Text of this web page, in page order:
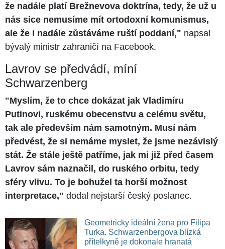
že nadále platí Brežnevova doktrína, tedy, že už u
nás sice nemusíme mít ortodoxní komunismus,
ale že i nadále zůstáváme ruští poddaní," napsal
bývalý ministr zahraničí na Facebook.
Lavrov se předvádí, míní
Schwarzenberg
"Myslím, že to chce dokázat jak Vladimíru
Putinovi, ruskému obecenstvu a celému světu,
tak ale především nám samotným. Musí nám
předvést, že si nemáme myslet, že jsme nezávislý
stát. Že stále ještě patříme, jak mi již před časem
Lavrov sám naznačil, do ruského orbitu, tedy
sféry vlivu. To je bohužel ta horší možnost
interpretace," dodal nejstarší český poslanec.
Geometricky ideální žena pro Filipa
Turka. Schwarzenbergova blízká
přítelkyně je dokonale hranatá